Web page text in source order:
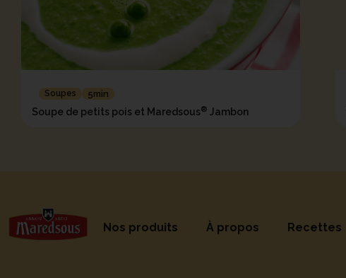
Soupes 5min
Soupe de petits pois et Maredsous® Jambon
Nos produits À propos Recettes